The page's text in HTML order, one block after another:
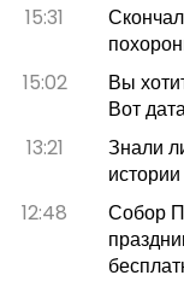
15:31
15:02
Вы
Вот
13:21
Знали
12:48
Собор